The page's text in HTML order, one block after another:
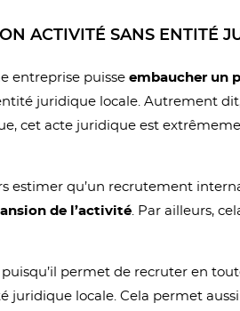
ACTIVITÉ SANS ENTITÉ
entreprise puisseembaucher un
juridique locale. Autrement
cet acte juridique est
estimer qu’un recrutement
de l’activité. Par ailleurs,
puisqu’il permet de recruter en
juridique locale. Cela permet